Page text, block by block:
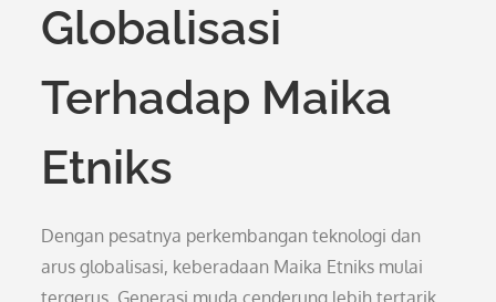
Globalisasi
Terhadap Maika
Etniks
Dengan pesatnya perkembangan teknologi dan
arus globalisasi, keberadaan Maika Etniks mulai
tergerus. Generasi muda cenderung lebih tertarik